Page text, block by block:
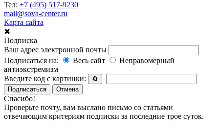
Тел: +7 (495) 517-9230
mail@sova-center.ru
Карта сайта
✖
Подписка
Ваш адрес электронной почты
Подписаться на:
Весь сайт
Неправомерный
антиэкстремизм
Введите код с картинки:
🔄
Подписаться
Отмена
Спасибо!
Проверьте почту, вам выслано письмо со статьями
отвечающим критериям подписки за последние трое суток.